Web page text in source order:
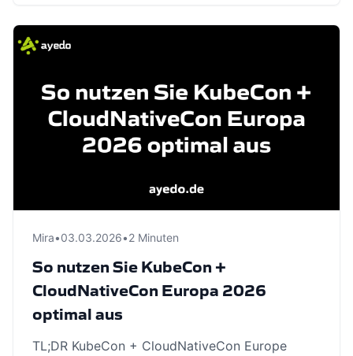
Mira•03.03.2026•2 Minuten
So nutzen Sie KubeCon +
CloudNativeCon Europa 2026
optimal aus
TL;DR KubeCon + CloudNativeCon Europe